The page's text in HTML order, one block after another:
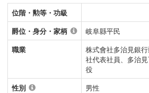
位階・勲等・功級
爵位・身分・家柄
岐阜縣平民
職業
株式會社多治見銀
社代表社員、多治
役
性別
男性